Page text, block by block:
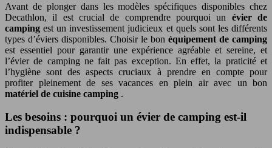
Avant de plonger dans les modèles spécifiques disponibles chez
Decathlon, il est crucial de comprendre pourquoi un évier de
campingest un investissement judicieux et quels sont les différents
types d’éviers disponibles. Choisir le bon équipement de camping
est essentiel pour garantir une expérience agréable et sereine, et
l’évier de camping ne fait pas exception. En effet, la praticité et
l’hygiène sont des aspects cruciaux à prendre en compte pour
profiter pleinement de ses vacances en plein air avec un bon
matériel de cuisine camping .
Les besoins : pourquoi un évier de camping est-il
indispensable ?